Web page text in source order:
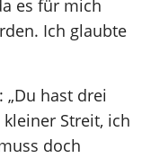
es für mich
Ich glaubte
hast drei
Streit, ich
doch